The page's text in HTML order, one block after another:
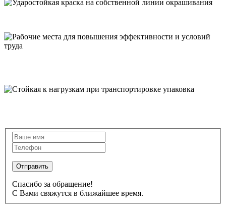
Отправить
Спасибо за обращение!
С Вами свяжутся в ближайшее время.